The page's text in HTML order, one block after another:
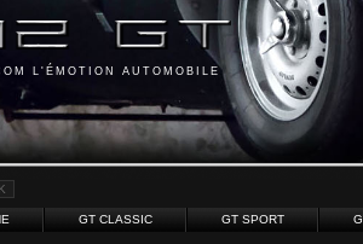
L'ÉMOTION AUTOMOBILE
GT CLASSIC GT SPORT